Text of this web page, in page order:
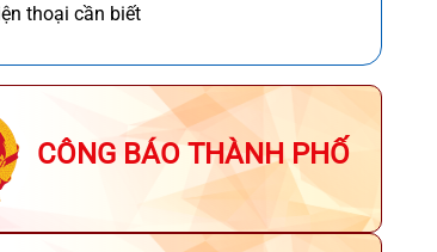
thoại cần biết
CÔNG BÁO THÀNH PHỐ